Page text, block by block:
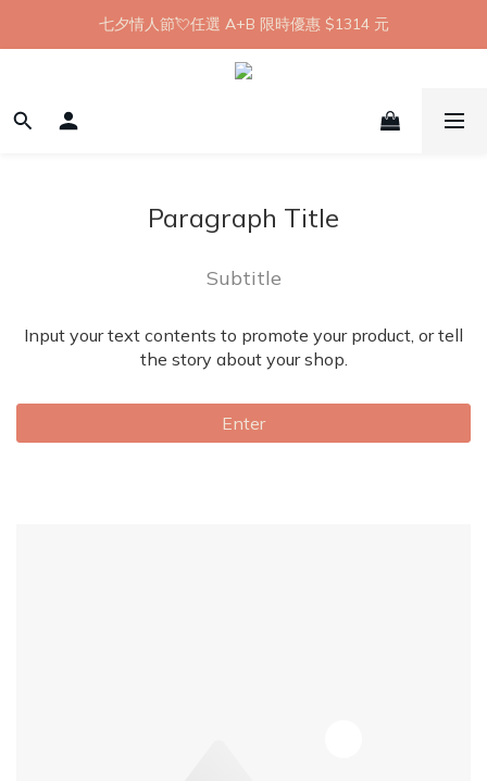
【8月限定】全館滿 1999 享 7-11 取貨不付款免運
七夕情人節💘任選 A+B 限時優惠 $1314 元
新會員首購 7-11 店到店免運 點我成為HYPHY Girl
【8月限定】全館滿 1999 享 7-11 取貨不付款免運
Paragraph Title
Subtitle
Input your text contents to promote your product, or tell
the story about your shop.
Enter